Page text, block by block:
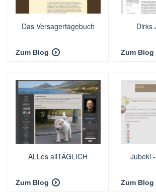
Das Versagertagebuch
Zum Blog
Dirks
Zum Blog
ALLes allTÄGLICH
Zum Blog
Jubeki
Zum Blog